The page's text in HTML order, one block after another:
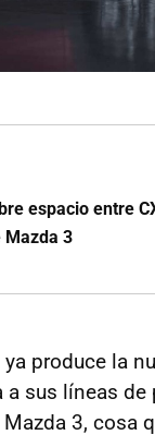
espacio entre
Mazda 3
ya produce la
a sus líneas
3, cosa